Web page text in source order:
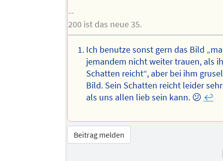
--
200 ist das neue 35.
Ich benutze sonst gern das Bild
jemandem nicht weiter trauen, als
Schatten reicht“, aber bei ihm
Bild. Sein Schatten reicht leider
als uns allen lieb sein kann. 😕 ↩︎
Beitrag melden